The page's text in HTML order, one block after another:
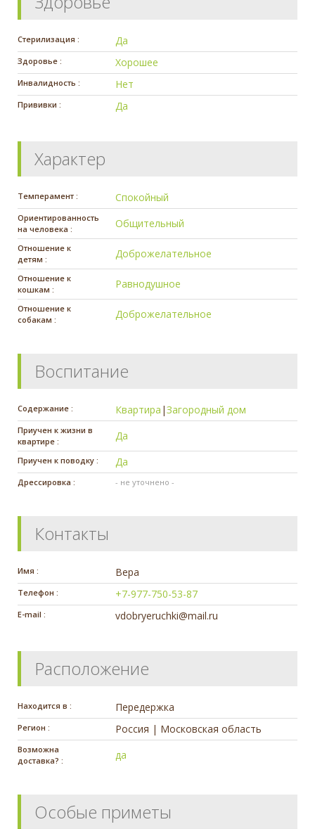
Стерилизация : Да
Здоровье : Хорошее
Инвалидность : Нет
Прививки : Да
Характер
Темперамент : Спокойный
Ориентированность
на человека :
Общительный
Отношение к
детям :
Доброжелательное
Отношение к
кошкам :
Равнодушное
Отношение к
собакам :
Доброжелательное
Воспитание
Содержание : Квартира |Загородный дом
Приучен к жизни в
квартире :
Да
Приучен к поводку : Да
Дрессировка : - не уточнено -
Контакты
Имя : Вера
Телефон : +7-977-750-53-87
E-mail : vdobryeruchki@mail.ru
Расположение
Находится в : Передержка
Регион : Россия | Московская область
Возможна
доставка? :
да
Особые приметы